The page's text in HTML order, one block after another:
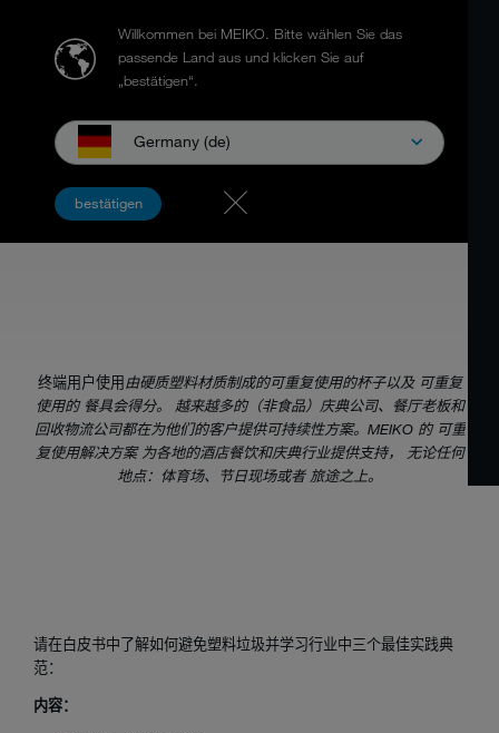
Willkommen bei MEIKO. Bitte wählen Sie das
passende Land aus und klicken Sie auf
„bestätigen“.
Germany (de)
bestätigen
一次性碗碟，走好不送
可重复使用的杯子和餐具的卫生清洗
终端用户使用 由硬质塑料材质制成的可重复使用的杯子以及 可重复
使用的 餐具会得分。 越来越多的（非食品）庆典公司、餐厅老板和
回收物流公司都在为他们的客户提供可持续性方案。MEIKO 的 可重
复使用解决方案 为各地的酒店餐饮和庆典行业提供支持， 无论任何
地点：体育场、节日现场或者 旅途之上。
请在白皮书中了解如何避免塑料垃圾并学习行业中三个最佳实践典
范：
内容：